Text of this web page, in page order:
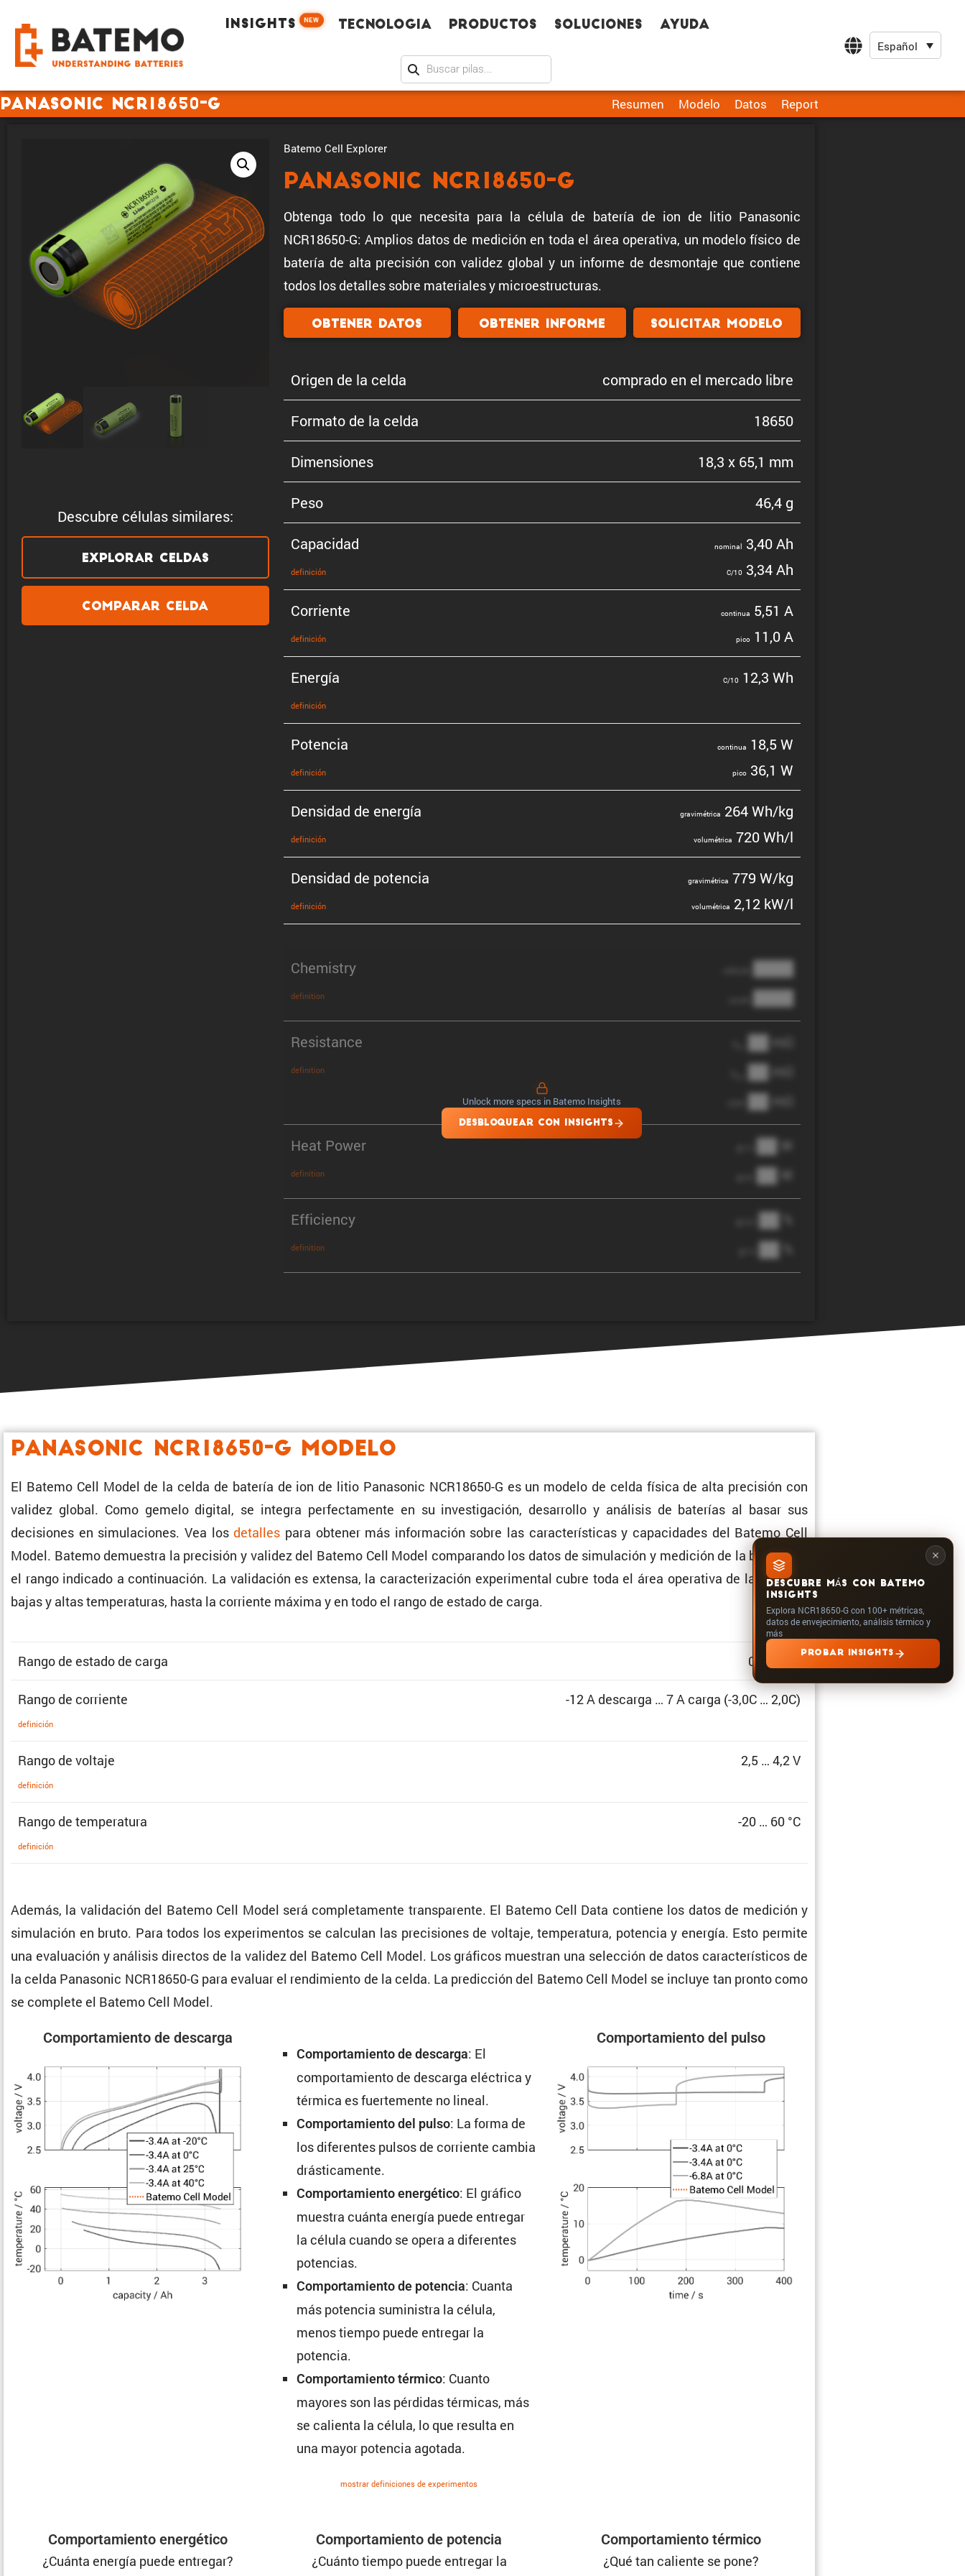
INSIGHTS NEW Tecno­logia Productos Soluciones Ayuda
Español
Panasonic NCR18650-G Resumen Modelo Datos Report
Descubre células similares:
Explorar celdas
Comparar celda
Batemo Cell Explorer
Panasonic NCR18650-G
Obtenga todo lo que necesita para la célula de batería de ion de litio Panasonic
NCR18650-G: Amplios datos de medición en toda el área operativa, un modelo físico de
batería de alta precisión con validez global y un informe de desmontaje que contiene
todos los detalles sobre materiales y microestructuras.
Obtener datos Obtener informe Solicitar modelo
Origen de la celda comprado en el mercado libre
Formato de la celda 18650
Dimen­siones 18,3 x 65,1 mm
Peso 46,4 g
Capacidad
defini­ción
nominal 3,40 Ah
C/10 3,34 Ah
Corriente
defini­ción
continua 5,51 A
pico11,0 A
Energía
defini­ción
C/10 12,3 Wh
Potencia
defini­ción
continua 18,5 W
pico36,1 W
Densidad de energía
defini­ción
gravi­mé­trica 264 Wh/kg
volumé­trica 720 Wh/l
Densidad de potencia
defini­ción
gravi­mé­trica 779 W/kg
volumé­trica 2,12 kW/l
Chemistry
definition
████
████
Resistance
definition
██ mΩ
██ mΩ
██ mΩ
Heat Power
definition
██ W
██ W
Efficiency
definition
██ %
██ %
Unlock more specs in Batemo Insights
DESBLOQUEAR CON INSIGHTS
DESCUBRE MÁS CON BATEMO
INSIGHTS
Explora NCR18650-G con 100+ métricas,
datos de envejecimiento, análisis térmico y
más
PROBAR INSIGHTS
Panasonic NCR18650-G Modelo
El Batemo Cell Model de la celda de batería de ion de litio Panasonic NCR18650-G es un modelo de celda física de alta preci­sión con
validez global. Como gemelo digital, se integra perfec­ta­mente en su inves­ti­ga­ción, desarrollo y análisis de baterías al basar sus
decisiones en simula­ciones. Vea losdetalles para obtener más infor­ma­ción sobre las carac­te­rís­ticas y capaci­dades del Batemo Cell
Model. Batemo demuestra la preci­sión y validez del Batemo Cell Model compa­rando los datos de simula­ción y medición de la batería en
el rango indicado a conti­nua­ción. La valida­ción es extensa, la carac­te­ri­za­ción experi­mental cubre toda el área opera­tiva de la celda: A
bajas y altas tempe­ra­turas, hasta la corriente máxima y en todo el rango de estado de carga.
Rango de estado de carga 0 … 100%
Rango de corriente
defini­ción
-12 A descarga … 7 A carga (-3,0C … 2,0C)
Rango de voltaje
defini­ción
2,5 … 4,2 V
Rango de temperatura
defini­ción
-20 … 60 °C
Además, la valida­ción del Batemo Cell Model será comple­ta­mente trans­pa­rente. El Batemo Cell Data contiene los datos de medición y
simula­ción en bruto. Para todos los experi­mentos se calculan las preci­siones de voltaje, tempe­ra­tura, potencia y energía. Esto permite
una evalua­ción y análisis directos de la validez del Batemo Cell Model. Los gráficos muestran una selec­ción de datos carac­te­rís­ticos de
la celda Panasonic NCR18650-G para evaluar el rendi­miento de la celda. La predic­ción del Batemo Cell Model se incluye tan pronto como
se complete el Batemo Cell Model.
Compor­ta­miento de descarga
Compor­ta­miento de descarga: El
compor­ta­miento de descarga eléctrica y
térmica es fuerte­mente no lineal.
Compor­ta­miento del pulso: La forma de
los diferentes pulsos de corriente cambia
drásticamente.
Compor­ta­miento energé­tico: El gráfico
muestra cuánta energía puede entregar
la célula cuando se opera a diferentes
potencias.
Compor­ta­miento de potencia: Cuanta
más potencia suministra la célula,
menos tiempo puede entregar la
potencia.
Compor­ta­miento térmico: Cuanto
mayores son las pérdidas térmicas, más
se calienta la célula, lo que resulta en
una mayor potencia agotada.
Compor­ta­miento del pulso
mostrar defini­ciones de experi­mentos
Compor­ta­miento energético
¿Cuánta energía puede entregar?
Compor­ta­miento de potencia
¿Cuánto tiempo puede entregar la
Compor­ta­miento térmico
¿Qué tan caliente se pone?